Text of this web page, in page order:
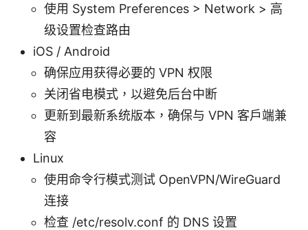
使用 System Preferences > Network > 高
级设置检查路由
iOS / Android
确保应用获得必要的 VPN 权限
关闭省电模式，以避免后台中断
更新到最新系统版本，确保与 VPN 客户端兼
容
Linux
使用命令行模式测试 OpenVPN/WireGuard
连接
检查 /etc/resolv.conf 的 DNS 设置